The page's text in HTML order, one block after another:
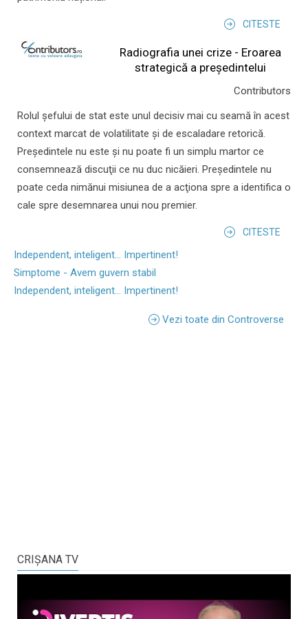
CITESTE
Radiografia unei crize - Eroarea
strategică a președintelui
Contributors
Rolul şefului de stat este unul decisiv mai cu seamă în acest
context marcat de volatilitate şi de escaladare retorică.
Preşedintele nu este şi nu poate fi un simplu martor ce
consemnează discuţii ce nu duc nicăieri. Preşedintele nu
poate ceda nimănui misiunea de a acţiona spre a identifica o
cale spre desemnarea unui nou premier.
CITESTE
Independent, inteligent... Impertinent!
Simptome - Avem guvern stabil
Independent, inteligent... Impertinent!
Vezi toate din Controverse
CRIŞANA TV